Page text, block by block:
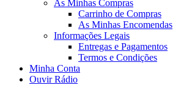
As Minhas Compras
Carrinho de Compras
As Minhas Encomendas
Informações Legais
Entregas e Pagamentos
Termos e Condições
Minha Conta
Ouvir Rádio